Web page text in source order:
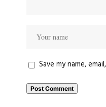
Save my name,